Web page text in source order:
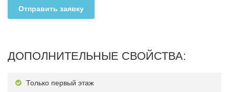
Отправить заявку
ДОПОЛНИТЕЛЬНЫЕ СВОЙСТВА:
Только первый этаж